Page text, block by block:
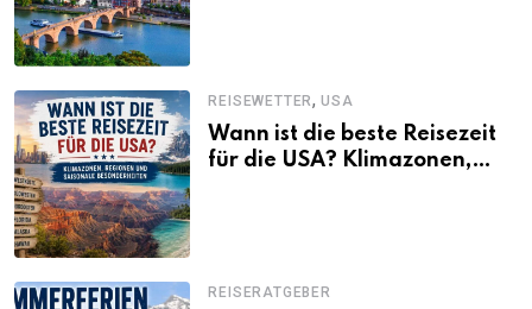
REISEWETTER,USA
Wann ist die beste Reisezeit
für die USA? Klimazonen,
REISERATGEBER